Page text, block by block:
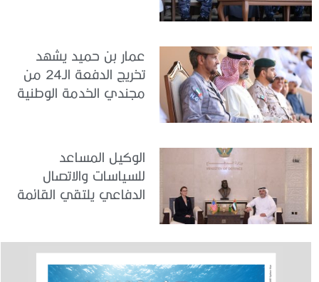
عمار بن حميد يشهد
تخريج الدفعة الـ24 من
مجندي الخدمة الوطنية
الوكيل المساعد
للسياسات والاتصال
الدفاعي يلتقي القائمة